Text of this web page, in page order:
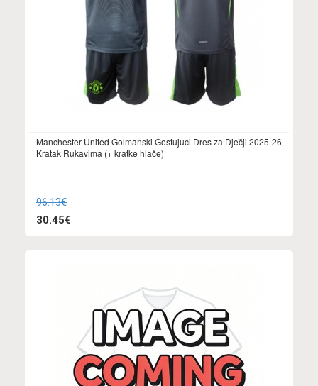
Manchester United Golmanski Gostujuci Dres za Dječji 2025-26
Kratak Rukavima (+ kratke hlače)
96.13€
30.45€